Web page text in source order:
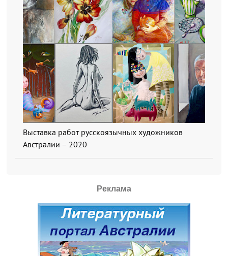
Выставка работ русскоязычных художников
Австралии – 2020
Реклама